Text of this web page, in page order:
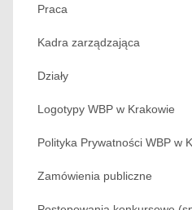
Praca
Kadra zarządzająca
Działy
Logotypy WBP w Krakowie
Polityka Prywatności WBP w
Zamówienia publiczne